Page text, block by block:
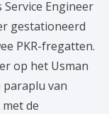
Service Engineer
gestationeerd
PKR-fregatten.
op het Usman
paraplu van
de